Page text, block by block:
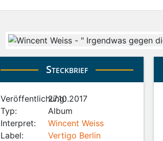
Steckbrief
Veröffentlichung:27.10.2017
Typ:
Album
Interpret:
Wincent Weiss
Label:
Vertigo Berlin